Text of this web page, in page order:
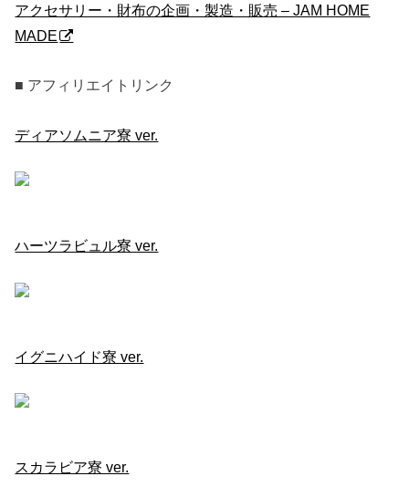
アクセサリー・財布の企画・製造・販売 – JAM HOME
MADE
■ アフィリエイトリンク
ディアソムニア寮 ver.
ハーツラビュル寮 ver.
イグニハイド寮 ver.
スカラビア寮 ver.